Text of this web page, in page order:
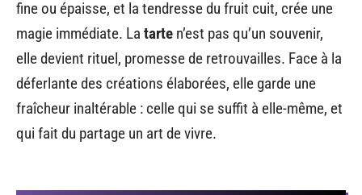
fine ou épaisse, et la tendresse du fruit cuit, crée une
magie immédiate. La tarte n’est pas qu’un souvenir,
elle devient rituel, promesse de retrouvailles. Face à la
déferlante des créations élaborées, elle garde une
fraîcheur inaltérable : celle qui se suffit à elle-même, et
qui fait du partage un art de vivre.